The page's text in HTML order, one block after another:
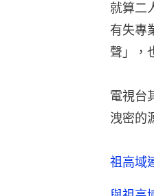
就算二
有失專
聲」，
電視台
洩密的
祖高域